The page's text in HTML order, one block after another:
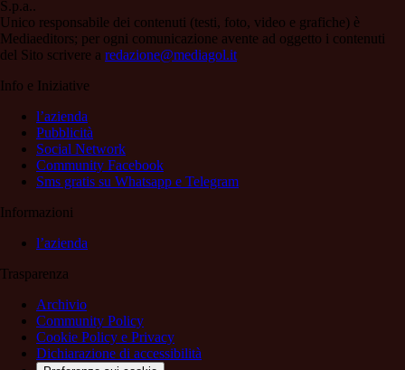
S.p.a..
Unico responsabile dei contenuti (testi, foto, video e grafiche) è
Mediaeditors; per ogni comunicazione avente ad oggetto i contenuti
del Sito scrivere a redazione@mediagol.it
Info e Iniziative
l’azienda
Pubblicità
Social Network
Community Facebook
Sms gratis su Whatsapp e Telegram
Informazioni
l’azienda
Trasparenza
Archivio
Community Policy
Cookie Policy e Privacy
Dichiarazione di accessibilità